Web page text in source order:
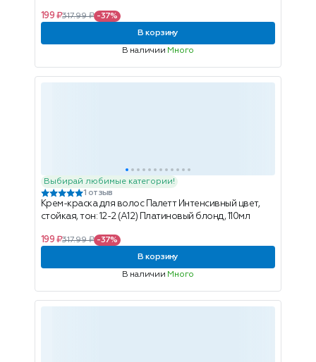
199 ₽317.99 ₽ -37%
В корзину
В наличии Много
Выбирай любимые категории!
1 отзыв
Крем-краска для волос Палетт Интенсивный цвет,
стойкая, тон: 12-2 (A12) Платиновый блонд, 110мл
199 ₽317.99 ₽ -37%
В корзину
В наличии Много